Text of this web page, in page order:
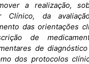
a realização,
Clínico, da
das orientações
de
de
dos protocolos